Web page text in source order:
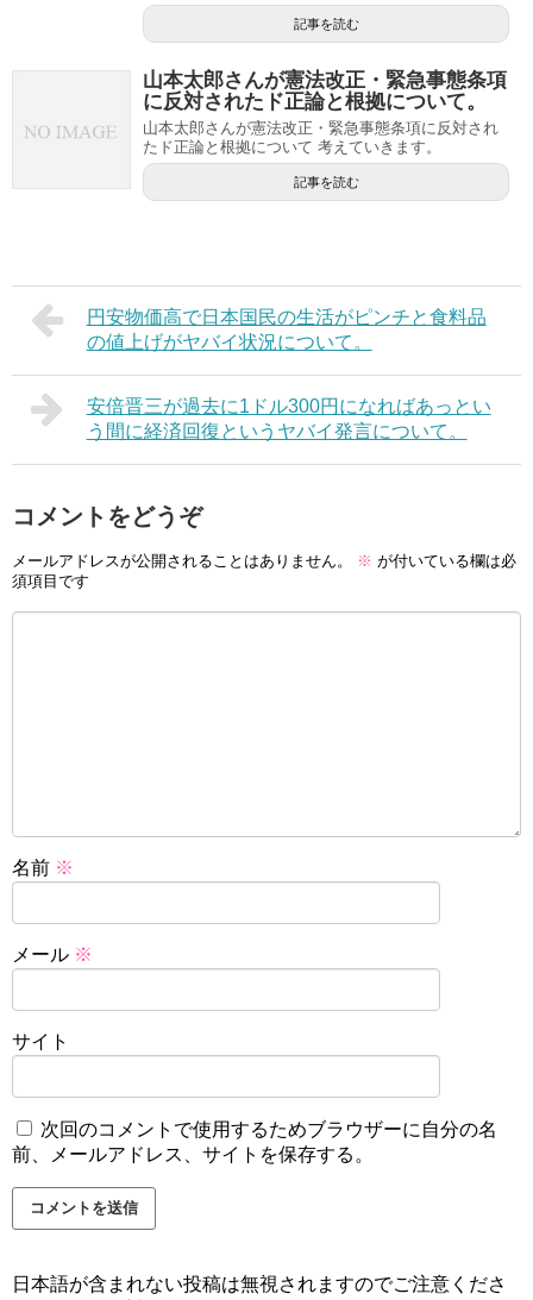
記事を読む
山本太郎さんが憲法改正・緊急事態条項
に反対されたド正論と根拠について。
山本太郎さんが憲法改正・緊急事態条項に反対され
たド正論と根拠について 考えていきます。
記事を読む
円安物価高で日本国民の生活がピンチと食料品
の値上げがヤバイ状況について。
安倍晋三が過去に1ドル300円になればあっとい
う間に経済回復というヤバイ発言について。
コメントをどうぞ
メールアドレスが公開されることはありません。 ※ が付いている欄は必
須項目です
名前 ※
メール ※
サイト
次回のコメントで使用するためブラウザーに自分の名
前、メールアドレス、サイトを保存する。
日本語が含まれない投稿は無視されますのでご注意くださ